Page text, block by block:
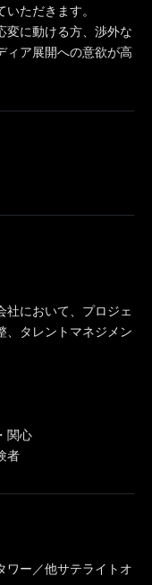
ただきます。
変に動ける方、渉外な
ィア展開への意欲が高
社において、プロジェ
、タレントマネジメン
関心
者
ワー／他サテライトオ